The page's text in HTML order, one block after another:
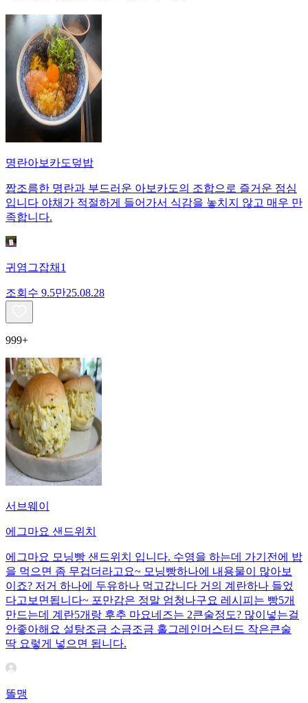
명란아보카도덮밥
짭조름한 명란과 부드러운 아보카도의 조합으로 즐거운 점심
입니다 야채가 적절하게 들어가서 식감을 놓치지 않고 매우 만
족합니다.
귀염그잡채1
조회수 9.5만25.08.28
999+
서브웨이
에그마요 샌드위치
에그마요 모닝빵 샌드위치 입니다. 수영을 하는데 가기전에 밥
을 먹으면 좀 무겁더라고요~ 모닝빵하나에 내용물이 많아보
이죠? 저거 하나에 두유하나 먹고갑니다 거의 계란하나 들었
다고보면됩니다~ 포만감은 정말 엄청나구요 레시피는 빵5개
만드는데 계란5개랑 후추 마요네즈는 2큰술정도? 많이넣는걸
안좋아해요 설탕조금 소금조금 홀그레인머스터드 작은큰술
딱 요렇게 넣으면 됩니다.
똘맹